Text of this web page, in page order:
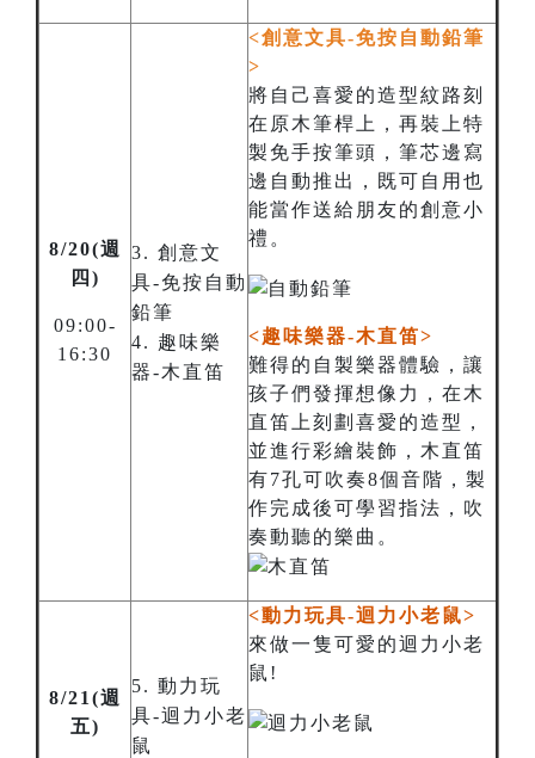
8/20(週
四)
09:00-
16:30
3. 創意文
具-免按自動
鉛筆
4. 趣味樂
器-木直笛
<創意文具-免按自動鉛筆
>
將自己喜愛的造型紋路刻
在原木筆桿上，再裝上特
製免手按筆頭，筆芯邊寫
邊自動推出，既可自用也
能當作送給朋友的創意小
禮。
<趣味樂器-木直笛>
難得的自製樂器體驗，讓
孩子們發揮想像力，在木
直笛上刻劃喜愛的造型，
並進行彩繪裝飾，木直笛
有7孔可吹奏8個音階，製
作完成後可學習指法，吹
奏動聽的樂曲。
8/21(週
五)
5. 動力玩
具-迴力小老
鼠
<動力玩具-迴力小老鼠>
來做一隻可愛的迴力小老
鼠!